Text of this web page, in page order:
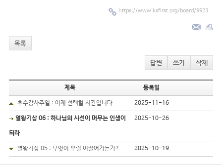
https://www.ksfirst.org/board/9923
목록
답변 쓰기 삭제
제목 등록일
추수감사주일 : 이제 선택할 시간입니다 2025-11-16
열왕기상 06 : 하나님의 시선이 머무는 인생이
되라
2025-10-26
열왕기상 05 : 무엇이 우릴 이끌어가는가? 2025-10-19